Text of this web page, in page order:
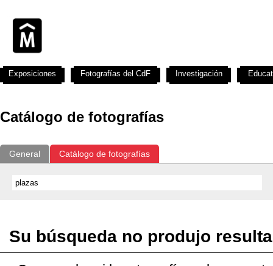
Catálogo de fotografías
General Catálogo de fotografías
Su búsqueda no produjo
Exposiciones Fotografías del CdF Investigación